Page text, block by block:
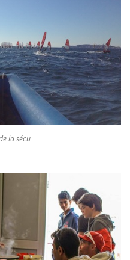
la sécu